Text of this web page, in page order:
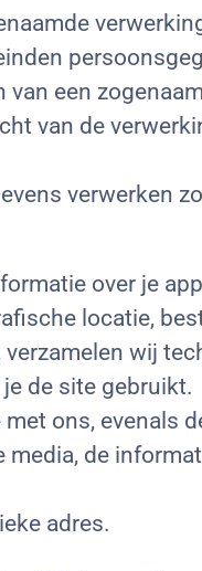
een
van de
verwerken
over je
locatie,
wij
de site gebruikt.
ons, evenals
de
adres.